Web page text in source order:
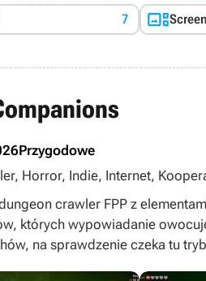
7 
Przygodowe
Horror, Indie, Internet,
crawler FPP z
których wypowiadanie
na sprawdzenie czeka tu